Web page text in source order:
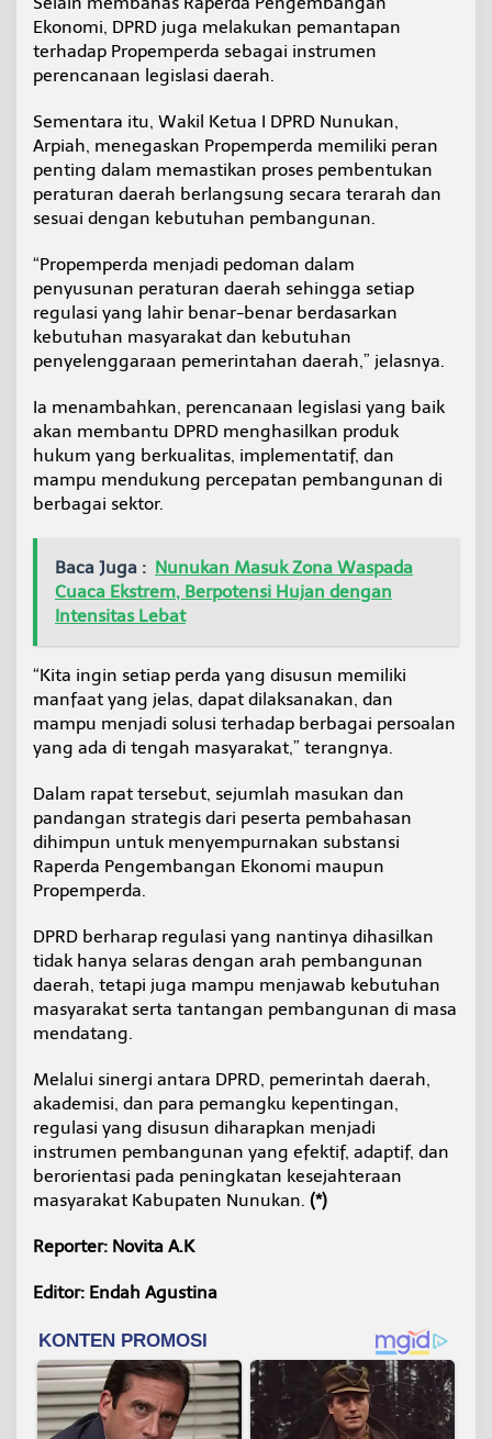
Ekonomi, DPRD juga melakukan pemantapan
terhadap Propemperda sebagai instrumen
perencanaan legislasi daerah.
Sementara itu, Wakil Ketua I DPRD Nunukan,
Arpiah, menegaskan Propemperda memiliki peran
penting dalam memastikan proses pembentukan
peraturan daerah berlangsung secara terarah dan
sesuai dengan kebutuhan pembangunan.
“Propemperda menjadi pedoman dalam
penyusunan peraturan daerah sehingga setiap
regulasi yang lahir benar-benar berdasarkan
kebutuhan masyarakat dan kebutuhan
penyelenggaraan pemerintahan daerah,” jelasnya.
Ia menambahkan, perencanaan legislasi yang baik
akan membantu DPRD menghasilkan produk
hukum yang berkualitas, implementatif, dan
mampu mendukung percepatan pembangunan di
berbagai sektor.
Baca Juga : Nunukan Masuk Zona Waspada
Cuaca Ekstrem, Berpotensi Hujan dengan
Intensitas Lebat
“Kita ingin setiap perda yang disusun memiliki
manfaat yang jelas, dapat dilaksanakan, dan
mampu menjadi solusi terhadap berbagai persoalan
yang ada di tengah masyarakat,” terangnya.
Dalam rapat tersebut, sejumlah masukan dan
pandangan strategis dari peserta pembahasan
dihimpun untuk menyempurnakan substansi
Raperda Pengembangan Ekonomi maupun
Propemperda.
DPRD berharap regulasi yang nantinya dihasilkan
tidak hanya selaras dengan arah pembangunan
daerah, tetapi juga mampu menjawab kebutuhan
masyarakat serta tantangan pembangunan di masa
mendatang.
Melalui sinergi antara DPRD, pemerintah daerah,
akademisi, dan para pemangku kepentingan,
regulasi yang disusun diharapkan menjadi
instrumen pembangunan yang efektif, adaptif, dan
berorientasi pada peningkatan kesejahteraan
masyarakat Kabupaten Nunukan. (*)
Reporter: Novita A.K
Editor: Endah Agustina